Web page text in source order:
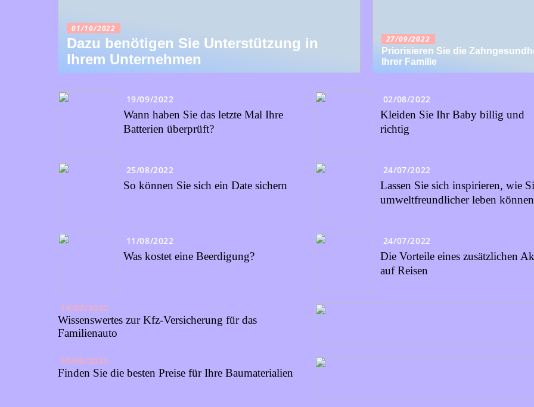
01/10/2022
Dazu benötigen Sie Unterstützung in
Ihrem Unternehmen
27/09/2022
Priorisieren Sie die
Ihrer Familie
19/09/2022
Wann haben Sie das letzte Mal Ihre
Batterien überprüft?
25/08/2022
So können Sie sich ein Date sichern
11/08/2022
Was kostet eine Beerdigung?
02/08/2022
Kleiden Sie Ihr Baby billig und
richtig
24/07/2022
Lassen Sie sich inspirieren, wie
umweltfreundlicher leben können
24/07/2022
Die Vorteile eines zusätzlichen
auf Reisen
18/07/2022
Wissenswertes zur Kfz-Versicherung für das
Familienauto
25/06/2022
Finden Sie die besten Preise für Ihre Baumaterialien